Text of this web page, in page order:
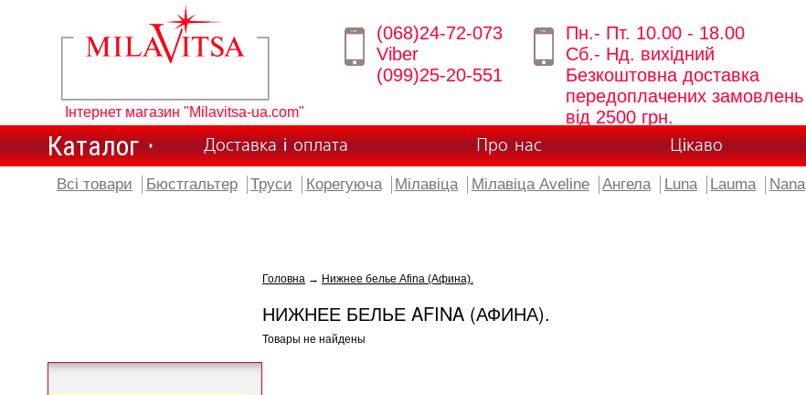
Інтернет магазин "Milavitsa-ua.com"
(068)24-72-073
Viber
(099)25-20-551
Пн.- Пт. 10.00 - 18.00
Сб.- Нд. вихідний
Безкоштовна доставка
передоплачених замовлень
від 2500 грн.
Каталог Доставка і оплата Про нас Цікаво
Всі товари Бюстгальтер Труси Корегуюча Мілавіца Мілавіца Aveline Ангела Luna Lauma Nana
Головна → Нижнее белье Afina (Афина).
НИЖНЕЕ БЕЛЬЕ AFINA (АФИНА).
Товары не найдены